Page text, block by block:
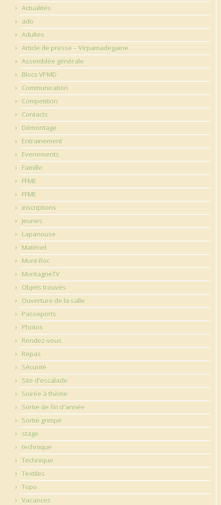
Actualités
ado
Adultes
Article de presse – Virpamadegaine
Assemblée générale
Blocs VPMD
Communication
Competition
Contacts
Démontage
Entrainement
Evenements
Famille
FFME
FFME
inscriptions
Jeunes
Lapanouse
Matériel
Mont-Roc
MontagneTV
Objets trouvés
Ouverture de la salle
Passeports
Photos
Rendez-vous
Repas
Sécurité
Site d'escalade
Soirée à thème
Sortie de fin d'année
Sortie grimpe
stage
technique
Technique
Textiles
Topo
Vacances